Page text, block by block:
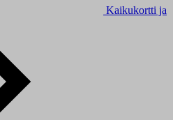
Kaikukortti ja